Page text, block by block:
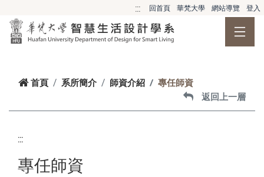
::: 回首頁 華梵大學 網站導覽 登入
首頁 系所簡介 師資介紹
專任師資
返回上一層
:::
專任師資